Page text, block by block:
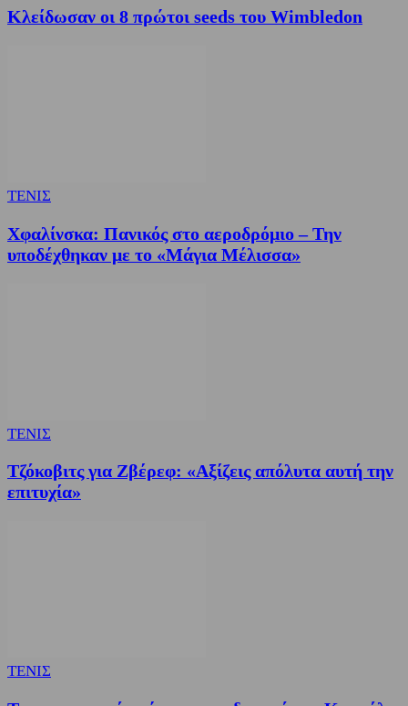
Κλείδωσαν οι 8 πρώτοι seeds του Wimbledon
ΤΕΝΙΣ
Χφαλίνσκα: Πανικός στο αεροδρόμιο – Την
υποδέχθηκαν με το «Μάγια Μέλισσα»
ΤΕΝΙΣ
Τζόκοβιτς για Ζβέρεφ: «Αξίζεις απόλυτα αυτή την
επιτυχία»
ΤΕΝΙΣ